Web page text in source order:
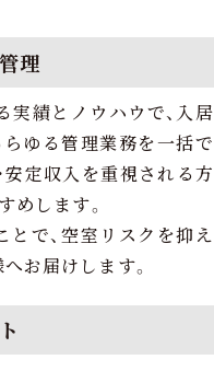
理
績とノウハウで、入居
らゆる管理業務を一括で
安定収入を重視される方
めします。
で、空室リスクを抑え
お届けします。